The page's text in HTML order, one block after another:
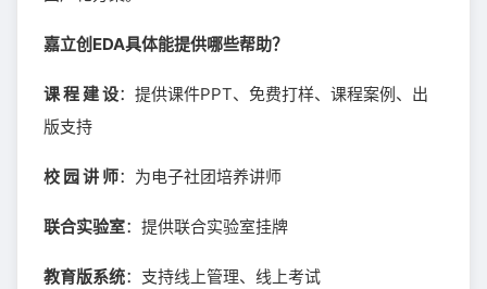
嘉立创EDA具体能提供哪些帮助？
课 程 建 设：提供课件PPT、免费打样、课程案例、出
版支持
校 园 讲 师：为电子社团培养讲师
联合实验室：提供联合实验室挂牌
教育版系统：支持线上管理、线上考试